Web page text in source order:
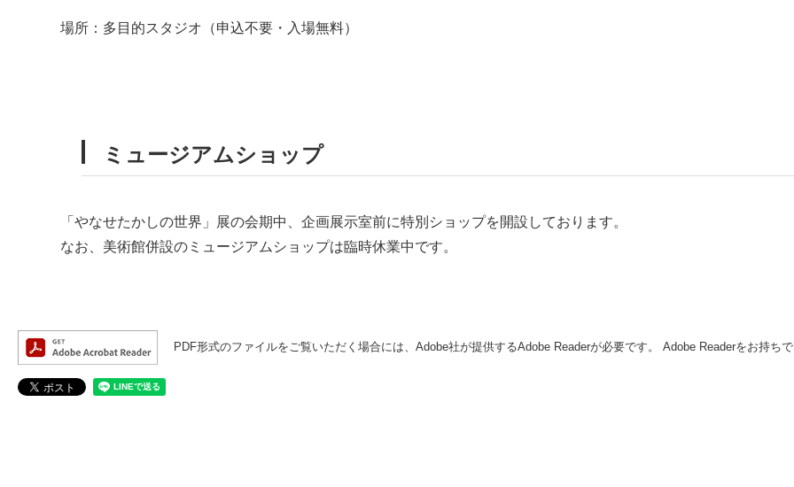
場所：多目的スタジオ（申込不要・入場無料）
ミュージアムショップ
「やなせたかしの世界」展の会期中、企画展示室前に特別ショップを開設しております。
なお、美術館併設のミュージアムショップは臨時休業中です。
PDF形式のファイルをご覧いただく場合には、Adobe社が提供するAdobe Readerが必要です。 Adobe Readerをお持ち